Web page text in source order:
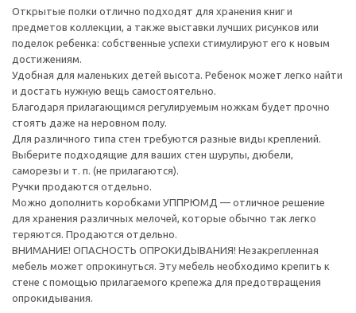
Открытые полки отлично подходят для хранения книг и
предметов коллекции, а также выставки лучших рисунков или
поделок ребенка: собственные успехи стимулируют его к новым
достижениям.
Удобная для маленьких детей высота. Ребенок может легко найти
и достать нужную вещь самостоятельно.
Благодаря прилагающимся регулируемым ножкам будет прочно
стоять даже на неровном полу.
Для различного типа стен требуются разные виды креплений.
Выберите подходящие для ваших стен шурупы, дюбели,
саморезы и т. п. (не прилагаются).
Ручки продаются отдельно.
Можно дополнить коробками УППРЮМД — отличное решение
для хранения различных мелочей, которые обычно так легко
теряются. Продаются отдельно.
ВНИМАНИЕ! ОПАСНОСТЬ ОПРОКИДЫВАНИЯ! Незакрепленная
мебель может опрокинуться. Эту мебель необходимо крепить к
стене с помощью прилагаемого крепежа для предотвращения
опрокидывания.